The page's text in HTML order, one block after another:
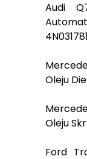
Audi
Oleju
Oleju
Ford